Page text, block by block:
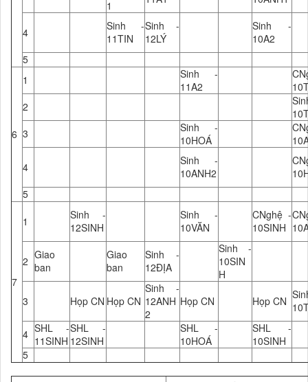
1
4
Sinh -
11TIN
Sinh -
12LÝ
Sinh -
10A2
5
6
1
Sinh -
11A2
2
3
Sinh -
10HOÁ
4
Sinh -
10ANH2
5
7
1
Sinh -
12SINH
Sinh -
10VĂN
CNghệ -
10SINH
2 Giao
ban
Giao
ban
Sinh -
12ĐỊA
Sinh -
10SIN
H
3
Họp CN Họp CN
Sinh -
12ANH
2
Họp CN Họp CN
4 SHL -
11SINH
SHL -
12SINH
SHL -
10HOÁ
SHL -
10SINH
5